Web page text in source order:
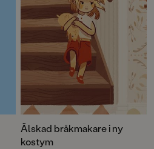
Älskad bråkmakare i ny
kostym